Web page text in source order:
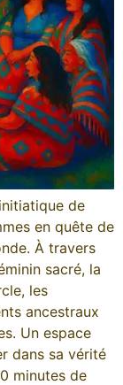
de
en quête de
À travers
sacré, la
les
ancestraux
Un espace
dans sa vérité
minutes de